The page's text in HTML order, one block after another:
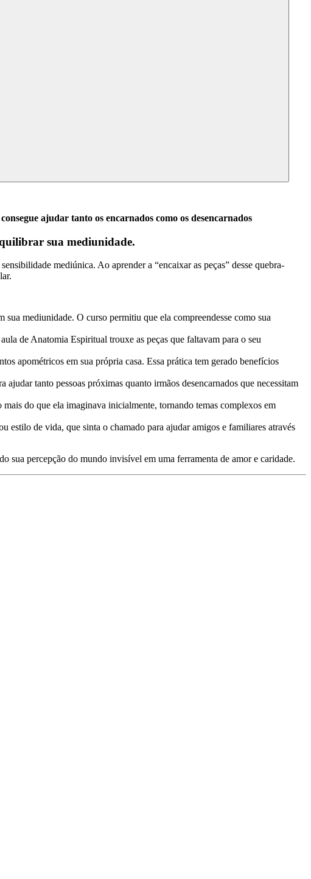
ajudar tanto os encarnados como os desencarnados
sua mediunidade.
mediúnica. Ao aprender a “encaixar as peças” desse quebra-
mediunidade. O curso permitiu que ela compreendesse como sua
de Anatomia Espiritual trouxe as peças que faltavam para o seu
apométricos em sua própria casa. Essa prática tem gerado benefícios
ajudar tanto pessoas próximas quanto irmãos desencarnados que necessitam
do que ela imaginava inicialmente, tornando temas complexos em
estilo de vida, que sinta o chamado para ajudar amigos e familiares através
sua percepção do mundo invisível em uma ferramenta de amor e caridade.